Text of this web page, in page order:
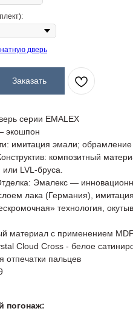
дверь
Заказать
серии EMALEX
экошпон
имитация эмали; обрамление
композитный
или LVL-бруса.
Эмалекс —
лака (Германия),
технология,
материал с применением
Cloud Cross - белое
отпечатки пальцев
погонаж: